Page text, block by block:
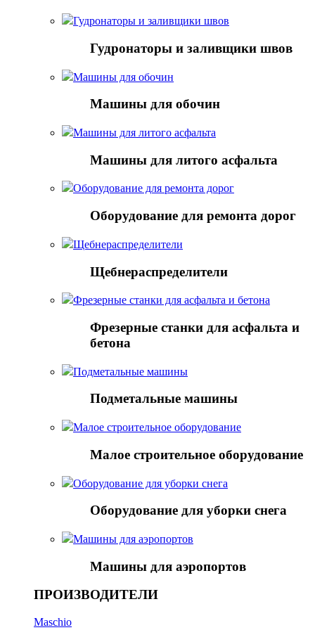
Гудронаторы и заливщики швов
Гудронаторы и заливщики швов
Машины для обочин
Машины для обочин
Машины для литого асфальта
Машины для литого асфальта
Оборудование для ремонта дорог
Оборудование для ремонта дорог
Щебнераспределители
Щебнераспределители
Фрезерные станки для асфальта и бетона
Фрезерные станки для асфальта и
бетона
Подметальные машины
Подметальные машины
Малое строительное оборудование
Малое строительное оборудование
Оборудование для уборки снега
Оборудование для уборки снега
Mашины для аэропортов
Mашины для аэропортов
ПРОИЗВОДИТЕЛИ
Maschio